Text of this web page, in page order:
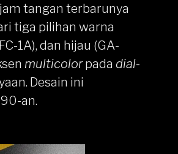
tangan terbarunya
tiga pilihan warna
1A), dan hijau (GA-
multicolorpada dial-
Desain ini
an.